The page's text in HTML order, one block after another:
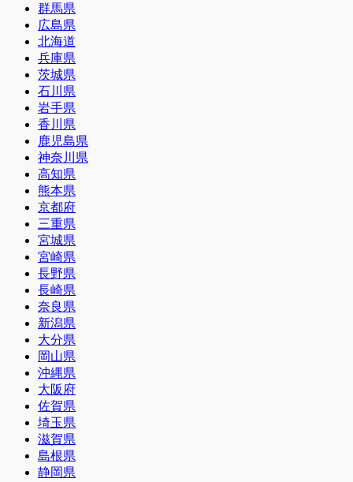
群馬県
広島県
北海道
兵庫県
茨城県
石川県
岩手県
香川県
鹿児島県
神奈川県
高知県
熊本県
京都府
三重県
宮城県
宮崎県
長野県
長崎県
奈良県
新潟県
大分県
岡山県
沖縄県
大阪府
佐賀県
埼玉県
滋賀県
島根県
静岡県